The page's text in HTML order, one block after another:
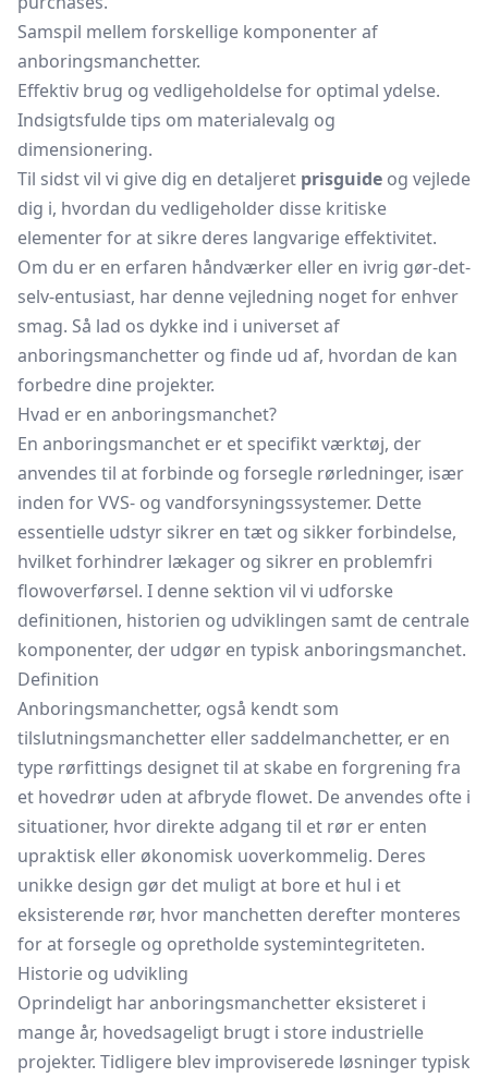
Samspil mellem forskellige komponenter af
anboringsmanchetter.
Effektiv brug og vedligeholdelse for optimal ydelse.
Indsigtsfulde tips om materialevalg og
dimensionering.
Til sidst vil vi give dig en detaljeret prisguide og vejlede
dig i, hvordan du vedligeholder disse kritiske
elementer for at sikre deres langvarige effektivitet.
Om du er en erfaren håndværker eller en ivrig gør-det-
selv-entusiast, har denne vejledning noget for enhver
smag. Så lad os dykke ind i universet af
anboringsmanchetter og finde ud af, hvordan de kan
forbedre dine projekter.
Hvad er en anboringsmanchet?
En anboringsmanchet er et specifikt værktøj, der
anvendes til at forbinde og forsegle rørledninger, især
inden for VVS- og vandforsyningssystemer. Dette
essentielle udstyr sikrer en tæt og sikker forbindelse,
hvilket forhindrer lækager og sikrer en problemfri
flowoverførsel. I denne sektion vil vi udforske
definitionen, historien og udviklingen samt de centrale
komponenter, der udgør en typisk anboringsmanchet.
Definition
Anboringsmanchetter, også kendt som
tilslutningsmanchetter eller saddelmanchetter, er en
type rørfittings designet til at skabe en forgrening fra
et hovedrør uden at afbryde flowet. De anvendes ofte i
situationer, hvor direkte adgang til et rør er enten
upraktisk eller økonomisk uoverkommelig. Deres
unikke design gør det muligt at bore et hul i et
eksisterende rør, hvor manchetten derefter monteres
for at forsegle og opretholde systemintegriteten.
Historie og udvikling
Oprindeligt har anboringsmanchetter eksisteret i
mange år, hovedsageligt brugt i store industrielle
projekter. Tidligere blev improviserede løsninger typisk